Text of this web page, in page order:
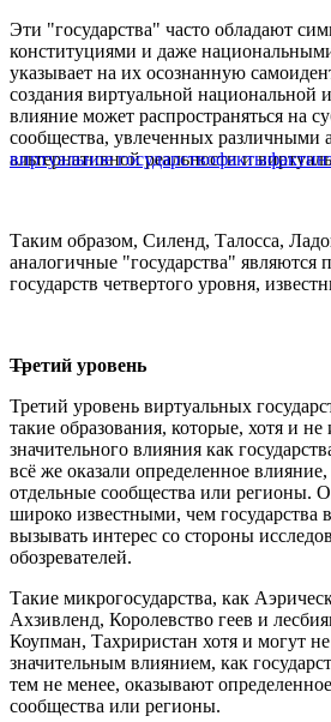
Эти "государства" часто обладают
конституциями и даже
указывает на их осознанную
создания виртуальной национальной
влияние может распространяться на
сообщества, увлеченных различными
альтернативной реальности и
Таким образом, Силенд, Талосса,
аналогичные "государства" являются
государств четвертого уровня,
Третий уровень
Третий уровень виртуальных
такие образования, которые, хотя и
значительного влияния как
всё же оказали определенное
отдельные сообщества или регионы.
широко известными, чем государства
вызывать интерес со стороны
обозревателей.
Такие микрогосударства, как
Ахзивленд, Королевство геев и
Коупман, Тахриристан хотя и могут не
значительным влиянием, как
тем не менее, оказывают
сообщества или регионы.
виртуальное государствофактыфакт
—